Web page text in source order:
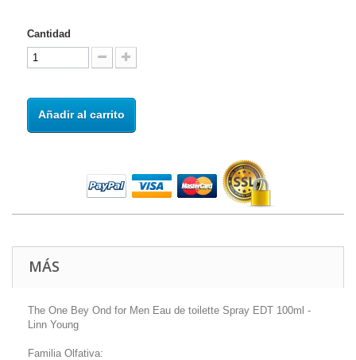
Cantidad
Añadir al carrito
MÁS
The One Bey Ond for Men Eau de toilette Spray EDT 100ml -
Linn Young
Familia Olfativa: